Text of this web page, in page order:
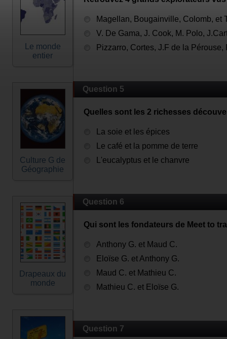
Le monde
entier
Culture G de
Géographie
Drapeaux du
monde
Magellan, Bougainville, Colomb, et
V. De Gama, J. Cook, M. Polo,
Pizzarro, Cortes, J.F de la Pérouse,
Question 5
Quelles sont les 2 richesses
La soie et les épices
Le café et la pomme de terre
L'eucalyptus et le chanvre
Question 6
Qui sont les fondateurs de Meet to
Anthony G. et Maud C.
Eloïse G. et Anthony G.
Maud C. et Mathieu C.
Mathieu C. et Eloïse G.
Question 7